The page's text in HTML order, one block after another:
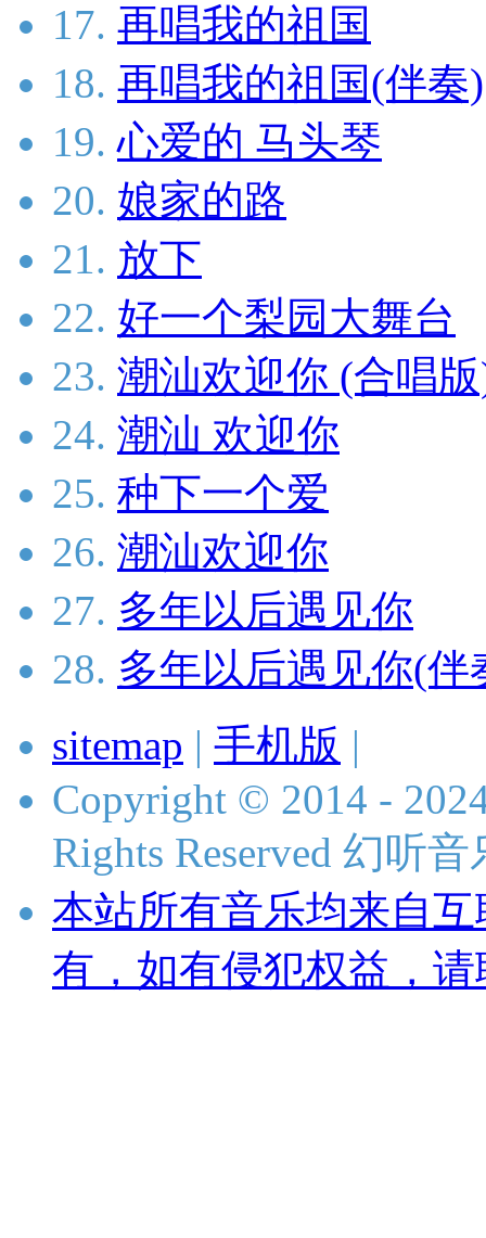
17. 再唱我的祖国
18. 再唱我的祖国(伴奏)
19. 心爱的 马头琴
20. 娘家的路
21. 放下
22. 好一个梨园大舞台
23. 潮汕欢迎你 (合唱
24. 潮汕 欢迎你
25. 种下一个爱
26. 潮汕欢迎你
27. 多年以后遇见你
28. 多年以后遇见你(伴
sitemap | 手机版 |
Copyright © 2014 -
Rights Reserved 幻听
本站所有音乐均来自
有，如有侵犯权益，